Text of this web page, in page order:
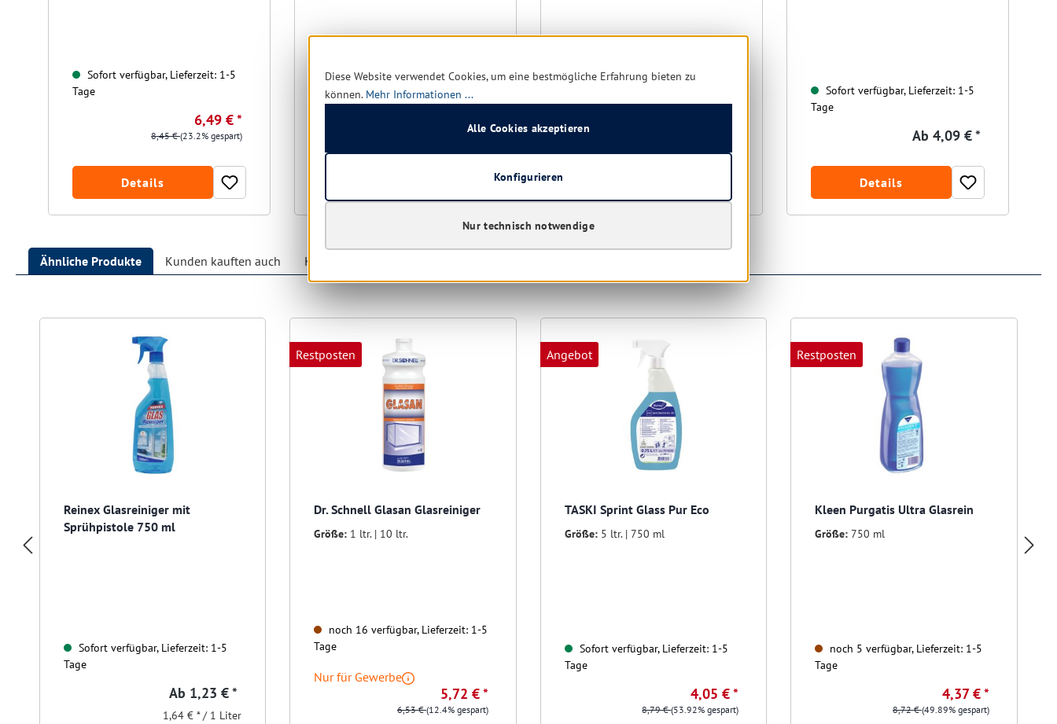
Sofort verfügbar, Lieferzeit: 1-5
Tage
6,49 € *
8,45 €(23.2% gespart)
Details
Sofort verfügbar, Lieferzeit: 1-5
Tage
10,60 € *
(27.89% gespart)
Sofort verfügbar, Lieferzeit: 1-5
Sofort verfügbar, Lieferzeit: 1-5
Tage
Ab 4,09 € *
Details
Ähnliche Produkte Kunden kauften auch Kunden haben sich ebenfalls angesehen
Reinex Glasreiniger mit
Sprühpistole 750 ml
Sofort verfügbar, Lieferzeit: 1-5
Tage
Ab 1,23 € *
1,64 € * / 1 Liter
Restposten
Dr. Schnell Glasan Glasreiniger
Größe: 1 ltr. | 10 ltr.
noch 16 verfügbar, Lieferzeit: 1-5
Tage
Nur für Gewerbe
5,72 € *
6,53 €(12.4% gespart)
Angebot
TASKI Sprint Glass Pur Eco
Größe: 5 ltr. | 750 ml
Sofort verfügbar, Lieferzeit: 1-5
Tage
4,05 € *
8,79 €(53.92% gespart)
Restposten
Kleen Purgatis Ultra Glasrein
Größe: 750 ml
noch 5 verfügbar, Lieferzeit: 1-5
Tage
4,37 € *
8,72 €(49.89% gespart)
Diese Website verwendet Cookies, um eine bestmögliche Erfahrung bieten zu
können. Mehr Informationen ...
Nur technisch notwendige
Konfigurieren
Alle Cookies akzeptieren